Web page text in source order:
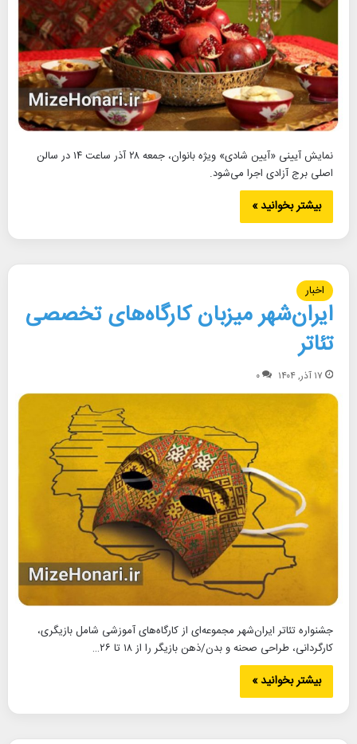
نمایش آیینی «آیین شادی» ویژه بانوان، جمعه ۲۸ آذر ساعت ۱۴ در سالن
اصلی برج آزادی اجرا می‌شود.
بیشتر بخوانید »
اخبار
ایران‌شهر میزبان کارگاه‌های تخصصی
تئاتر
۱۷ آذر, ۱۴۰۴ ۰
جشنواره تئاتر ایران‌شهر مجموعه‌ای از کارگاه‌های آموزشی شامل بازیگری،
کارگردانی، طراحی صحنه و بدن/ذهن بازیگر را از ۱۸ تا ۲۶…
بیشتر بخوانید »